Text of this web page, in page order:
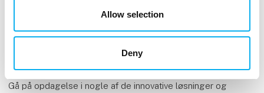
Allow selection
Deny
Produktnyheder hele året
Gå på opdagelse i nogle af de innovative løsninger og